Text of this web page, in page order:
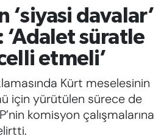
‘siyasi davalar’
‘Adalet süratle
etmeli’
Kürt meselesinin
için yürütülen sürece de
komisyon çalışmalarına
EMEK
Vakitleri
ve Fikstür